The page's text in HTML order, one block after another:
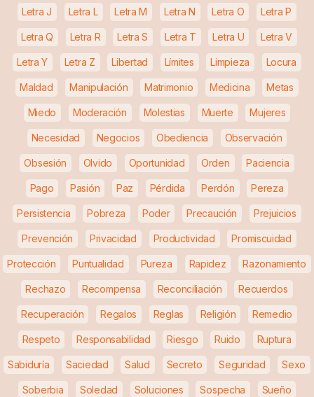
Letra J Letra L Letra M Letra N Letra O Letra P
Letra Q Letra R Letra S Letra T Letra U Letra V
Letra Y Letra Z Libertad Límites Limpieza Locura
Maldad Manipulación Matrimonio Medicina Metas
Miedo Moderación Molestias Muerte Mujeres
Necesidad Negocios Obediencia Observación
Obsesión Olvido Oportunidad Orden Paciencia
Pago Pasión Paz Pérdida Perdón Pereza
Persistencia Pobreza Poder Precaución Prejuicios
Prevención Privacidad Productividad Promiscuidad
Protección Puntualidad Pureza Rapidez Razonamiento
Rechazo Recompensa Reconciliación Recuerdos
Recuperación Regalos Reglas Religión Remedio
Respeto Responsabilidad Riesgo Ruido Ruptura
Sabiduría Saciedad Salud Secreto Seguridad Sexo
Soberbia Soledad Soluciones Sospecha Sueño